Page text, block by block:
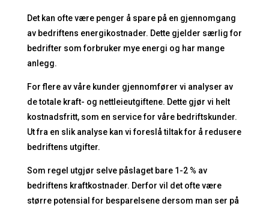
Det kan ofte være penger å spare på en gjennomgang
av bedriftens energikostnader. Dette gjelder særlig for
bedrifter som forbruker mye energi og har mange
anlegg.
For flere av våre kunder gjennomfører vi analyser av
de totale kraft- og nettleieutgiftene. Dette gjør vi helt
kostnadsfritt, som en service for våre bedriftskunder.
Ut fra en slik analyse kan vi foreslå tiltak for å redusere
bedriftens utgifter.
Som regel utgjør selve påslaget bare 1-2 % av
bedriftens kraftkostnader. Derfor vil det ofte være
større potensial for besparelsene dersom man ser på